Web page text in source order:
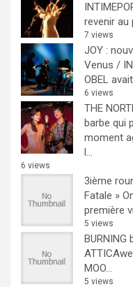
revenir au
7 views
JOY :
Venus /
OBEL
6 views
THE
barbe qui
moment
l...
6 views
3ième
Fatale »
première
5 views
BURNING
MOO...
5 views